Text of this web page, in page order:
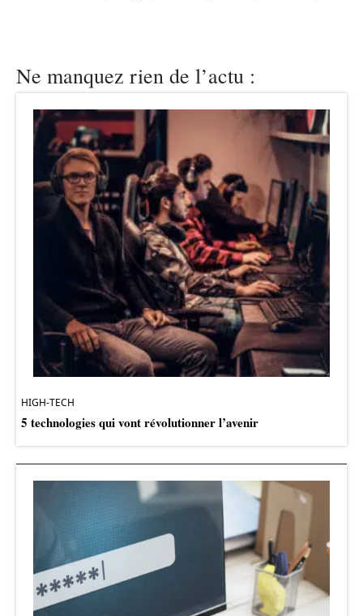
Ne manquez rien de l’actu :
HIGH-TECH
5 technologies qui vont révolutionner l’avenir